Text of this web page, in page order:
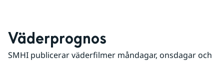
Väderprognos
SMHI publicerar väderfilmer måndagar, onsdagar och